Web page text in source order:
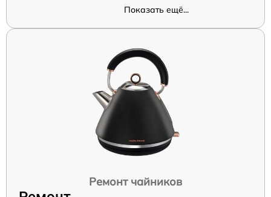
Показать ещё...
Ремонт чайников